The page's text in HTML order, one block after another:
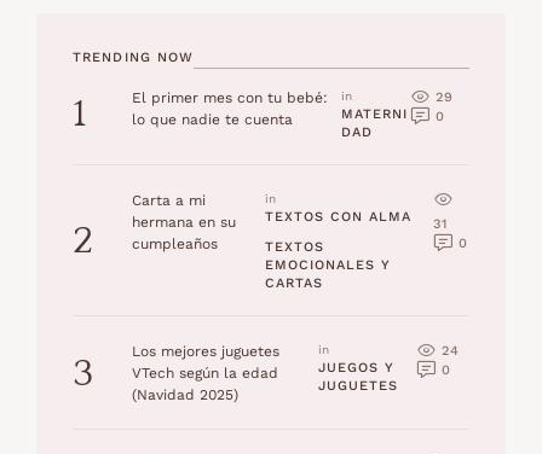
TRENDING NOW
1
El primer mes con tu bebé:
lo que nadie te cuenta
in
MATERNI
DAD
29
0
2
Carta a mi
hermana en su
cumpleaños
in
TEXTOS CON ALMA
TEXTOS
EMOCIONALES Y
CARTAS
31
0
3
Los mejores juguetes
VTech según la edad
(Navidad 2025)
in
JUEGOS Y
JUGUETES
24
0